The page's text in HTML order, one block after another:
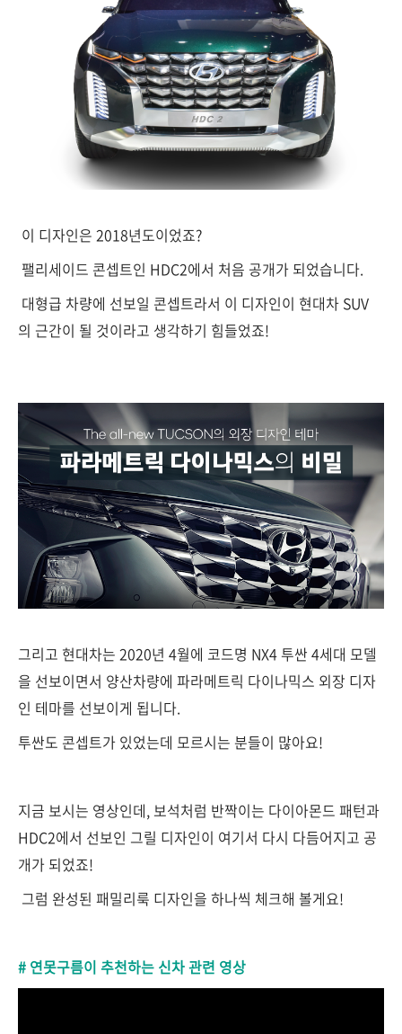
이 디자인은 2018년도이었죠?
팰리세이드 콘셉트인 HDC2에서 처음 공개가 되었습니다.
대형급 차량에 선보일 콘셉트라서 이 디자인이 현대차 SUV
의 근간이 될 것이라고 생각하기 힘들었죠!
그리고 현대차는 2020년 4월에 코드명 NX4 투싼 4세대 모델
을 선보이면서 양산차량에 파라메트릭 다이나믹스 외장 디자
인 테마를 선보이게 됩니다.
투싼도 콘셉트가 있었는데 모르시는 분들이 많아요!
지금 보시는 영상인데, 보석처럼 반짝이는 다이아몬드 패턴과
HDC2에서 선보인 그릴 디자인이 여기서 다시 다듬어지고 공
개가 되었죠!
그럼 완성된 패밀리룩 디자인을 하나씩 체크해 볼게요!
# 연못구름이 추천하는 신차 관련 영상